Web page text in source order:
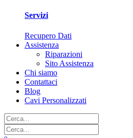
Servizi
Recupero Dati
Assistenza
Riparazioni
Sito Assistenza
Chi siamo
Contattaci
Blog
Cavi Personalizzati